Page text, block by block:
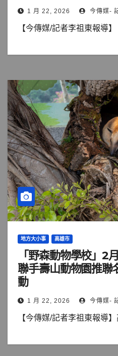
1 月 22, 2026 今傳媒-
【今傳媒/記者李祖東報導
地方大小事 高雄市
「野森動物學校」2
聯手壽山動物園推聯
動
1 月 22, 2026 今傳媒-
【今傳媒/記者李祖東報導